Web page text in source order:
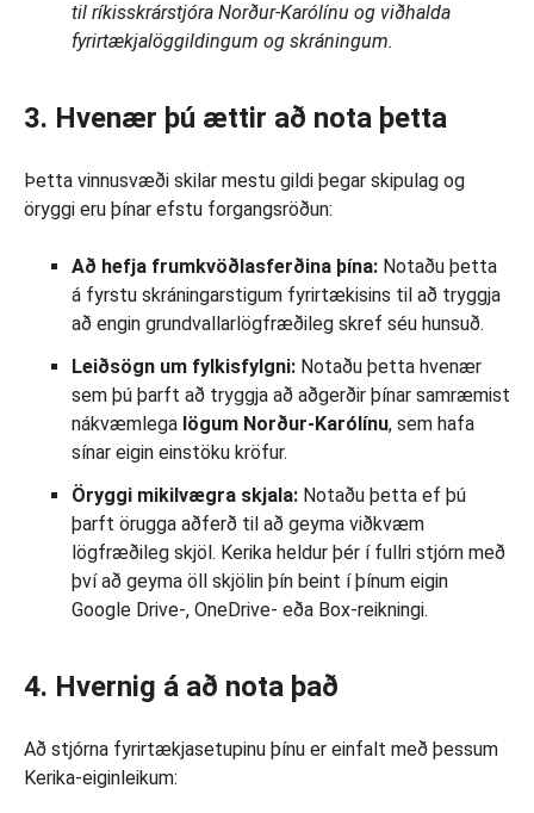
til ríkisskrárstjóra Norður-Karólínu og viðhalda
fyrirtækjalöggildingum og skráningum.
3. Hvenær þú ættir að nota þetta
Þetta vinnusvæði skilar mestu gildi þegar skipulag og
öryggi eru þínar efstu forgangsröðun:
Að hefja frumkvöðlasferðina þína: Notaðu þetta
á fyrstu skráningarstigum fyrirtækisins til að tryggja
að engin grundvallarlögfræðileg skref séu hunsuð.
Leiðsögn um fylkisfylgni: Notaðu þetta hvenær
sem þú þarft að tryggja að aðgerðir þínar samræmist
nákvæmlega lögum Norður-Karólínu, sem hafa
sínar eigin einstöku kröfur.
Öryggi mikilvægra skjala: Notaðu þetta ef þú
þarft örugga aðferð til að geyma viðkvæm
lögfræðileg skjöl. Kerika heldur þér í fullri stjórn með
því að geyma öll skjölin þín beint í þínum eigin
Google Drive-, OneDrive- eða Box-reikningi.
4. Hvernig á að nota það
Að stjórna fyrirtækjasetupinu þínu er einfalt með þessum
Kerika-eiginleikum: